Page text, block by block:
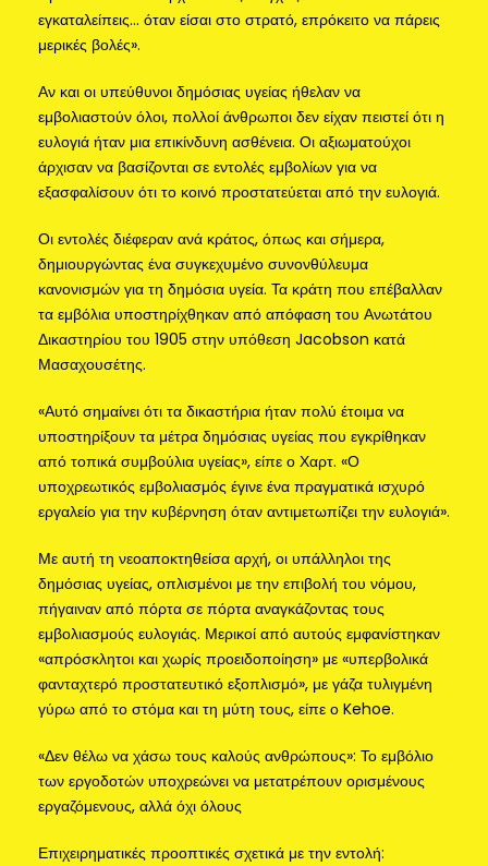
εγκαταλείπεις… όταν είσαι στο στρατό, επρόκειτο να πάρεις
μερικές βολές».
Αν και οι υπεύθυνοι δημόσιας υγείας ήθελαν να
εμβολιαστούν όλοι, πολλοί άνθρωποι δεν είχαν πειστεί ότι η
ευλογιά ήταν μια επικίνδυνη ασθένεια. Οι αξιωματούχοι
άρχισαν να βασίζονται σε εντολές εμβολίων για να
εξασφαλίσουν ότι το κοινό προστατεύεται από την ευλογιά.
Οι εντολές διέφεραν ανά κράτος, όπως και σήμερα,
δημιουργώντας ένα συγκεχυμένο συνονθύλευμα
κανονισμών για τη δημόσια υγεία. Τα κράτη που επέβαλλαν
τα εμβόλια υποστηρίχθηκαν από απόφαση του Ανωτάτου
Δικαστηρίου του 1905 στην υπόθεση Jacobson κατά
Μασαχουσέτης.
«Αυτό σημαίνει ότι τα δικαστήρια ήταν πολύ έτοιμα να
υποστηρίξουν τα μέτρα δημόσιας υγείας που εγκρίθηκαν
από τοπικά συμβούλια υγείας», είπε ο Χαρτ. «Ο
υποχρεωτικός εμβολιασμός έγινε ένα πραγματικά ισχυρό
εργαλείο για την κυβέρνηση όταν αντιμετωπίζει την ευλογιά».
Με αυτή τη νεοαποκτηθείσα αρχή, οι υπάλληλοι της
δημόσιας υγείας, οπλισμένοι με την επιβολή του νόμου,
πήγαιναν από πόρτα σε πόρτα αναγκάζοντας τους
εμβολιασμούς ευλογιάς. Μερικοί από αυτούς εμφανίστηκαν
«απρόσκλητοι και χωρίς προειδοποίηση» με «υπερβολικά
φανταχτερό προστατευτικό εξοπλισμό», με γάζα τυλιγμένη
γύρω από το στόμα και τη μύτη τους, είπε ο Kehoe.
«Δεν θέλω να χάσω τους καλούς ανθρώπους»: Το εμβόλιο
των εργοδοτών υποχρεώνει να μετατρέπουν ορισμένους
εργαζόμενους, αλλά όχι όλους
Επιχειρηματικές προοπτικές σχετικά με την εντολή: